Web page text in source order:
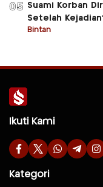
05 Suami Korban
Setelah
Bintan
Ikuti Kami
Kategori